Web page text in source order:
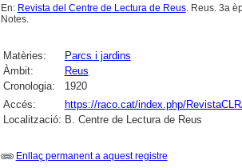
En: Revista del Centre de Lectura de Reus. Reus. 3a
Notes.
Matèries:
Parcs i jardins
Àmbit:
Reus
Cronologia:
1920
Accés:
https://raco.cat/index.php/
Localització: B. Centre de Lectura de Reus
Enllaç permanent a aquest registre